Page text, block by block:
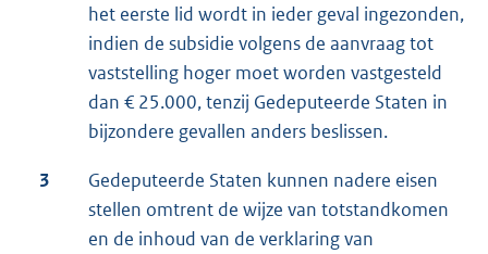
het eerste lid wordt in ieder geval ingezonden,
indien de subsidie volgens de aanvraag tot
vaststelling hoger moet worden vastgesteld
dan € 25.000, tenzij Gedeputeerde Staten in
bijzondere gevallen anders beslissen.
3
Gedeputeerde Staten kunnen nadere eisen
stellen omtrent de wijze van totstandkomen
en de inhoud van de verklaring van